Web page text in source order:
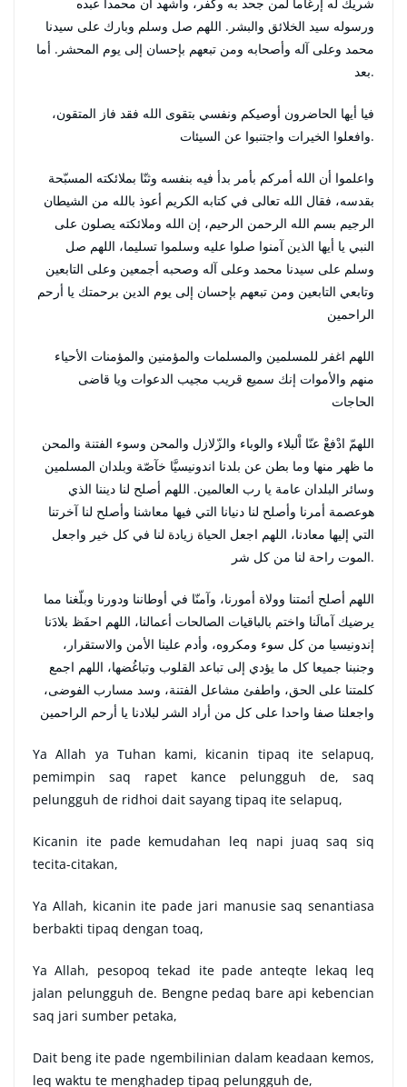
ورسوله سيد الخلائق والبشر. اللهم صل وسلم وبارك على سيدنا
محمد وعلى آله وأصحابه ومن تبعهم بإحسان إلى يوم المحشر. أما
بعد.
فيا أيها الحاضرون أوصيكم ونفسي بتقوى الله فقد فاز المتقون،
وافعلوا الخيرات واجتنبوا عن السيئات.
واعلموا أن الله أمركم بأمر بدأ فيه بنفسه وثنّا بملائكته المسبّحة
بقدسه، فقال الله تعالى في كتابه الكريم أعوذ بالله من الشيطان
الرجيم بسم الله الرحمن الرحيم، إن الله وملائكته يصلون على
النبي يا أيها الذين آمنوا صلوا عليه وسلموا تسليما، اللهم صل
وسلم على سيدنا محمد وعلى آله وصحبه أجمعين وعلى التابعين
وتابعي التابعين ومن تبعهم بإحسان إلى يوم الدين برحمتك يا أرحم
الراحمين
اللهم اغفر للمسلمين والمسلمات والمؤمنين والمؤمنات الأحياء
منهم والأموات إنك سميع قريب مجيب الدعوات ويا قاضى
الحاجات
اللهمّ ادْفعْ عنّا اْلبلاء والوباء والزّلازل والمحن وسوء الفتنة والمحن
ما ظهر منها وما بطن عن بلدنا اندونيسيَّا خآصّة وبلدان المسلمين
وسائر البلدان عامة يا رب العالمين. اللهم أصلح لنا ديننا الذي
هوعصمة أمرنا وأصلح لنا دنيانا التي فيها معاشنا وأصلح لنا آخرتنا
التي إليها معادنا، اللهم اجعل الحياة زيادة لنا في كل خير واجعل
الموت راحة لنا من كل شر.
اللهم أصلح أئمتنا وولاة أمورنا، وآمنّا في أوطاننا ودورنا وبلّغنا مما
يرضيك آمالَنا واختم بالباقيات الصالحات أعمالنا، اللهم احفَظ بلادَنا
إندونيسيا من كل سوء ومكروه، وأدم علينا الأمن والاستقرار،
وجنبنا جميعا كل ما يؤدي إلى تباعد القلوب وتباغُضها، اللهم اجمع
كلمتنا على الحق، واطفئ مشاعل الفتنة، وسد مسارب الفوضى،
واجعلنا صفا واحدا على كل من أراد الشر لبلادنا يا أرحم الراحمين
Ya Allah ya Tuhan kami, kicanin tipaq ite selapuq,
pemimpin saq rapet kance pelungguh de, saq
pelungguh de ridhoi dait sayang tipaq ite selapuq,
Kicanin ite pade kemudahan leq napi juaq saq siq
tecita-citakan,
Ya Allah, kicanin ite pade jari manusie saq senantiasa
berbakti tipaq dengan toaq,
Ya Allah, pesopoq tekad ite pade anteqte lekaq leq
jalan pelungguh de. Bengne pedaq bare api kebencian
saq jari sumber petaka,
Dait beng ite pade ngembilinian dalam keadaan kemos,
leq waktu te menghadep tipaq pelungguh de,